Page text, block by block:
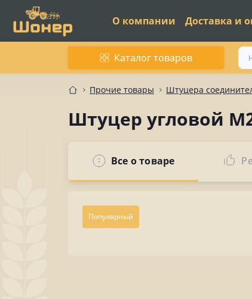
О компании Доставка и
Каталог товаров
Прочие товары Штуцера
Штуцер угловой
Все о товаре
Популярный